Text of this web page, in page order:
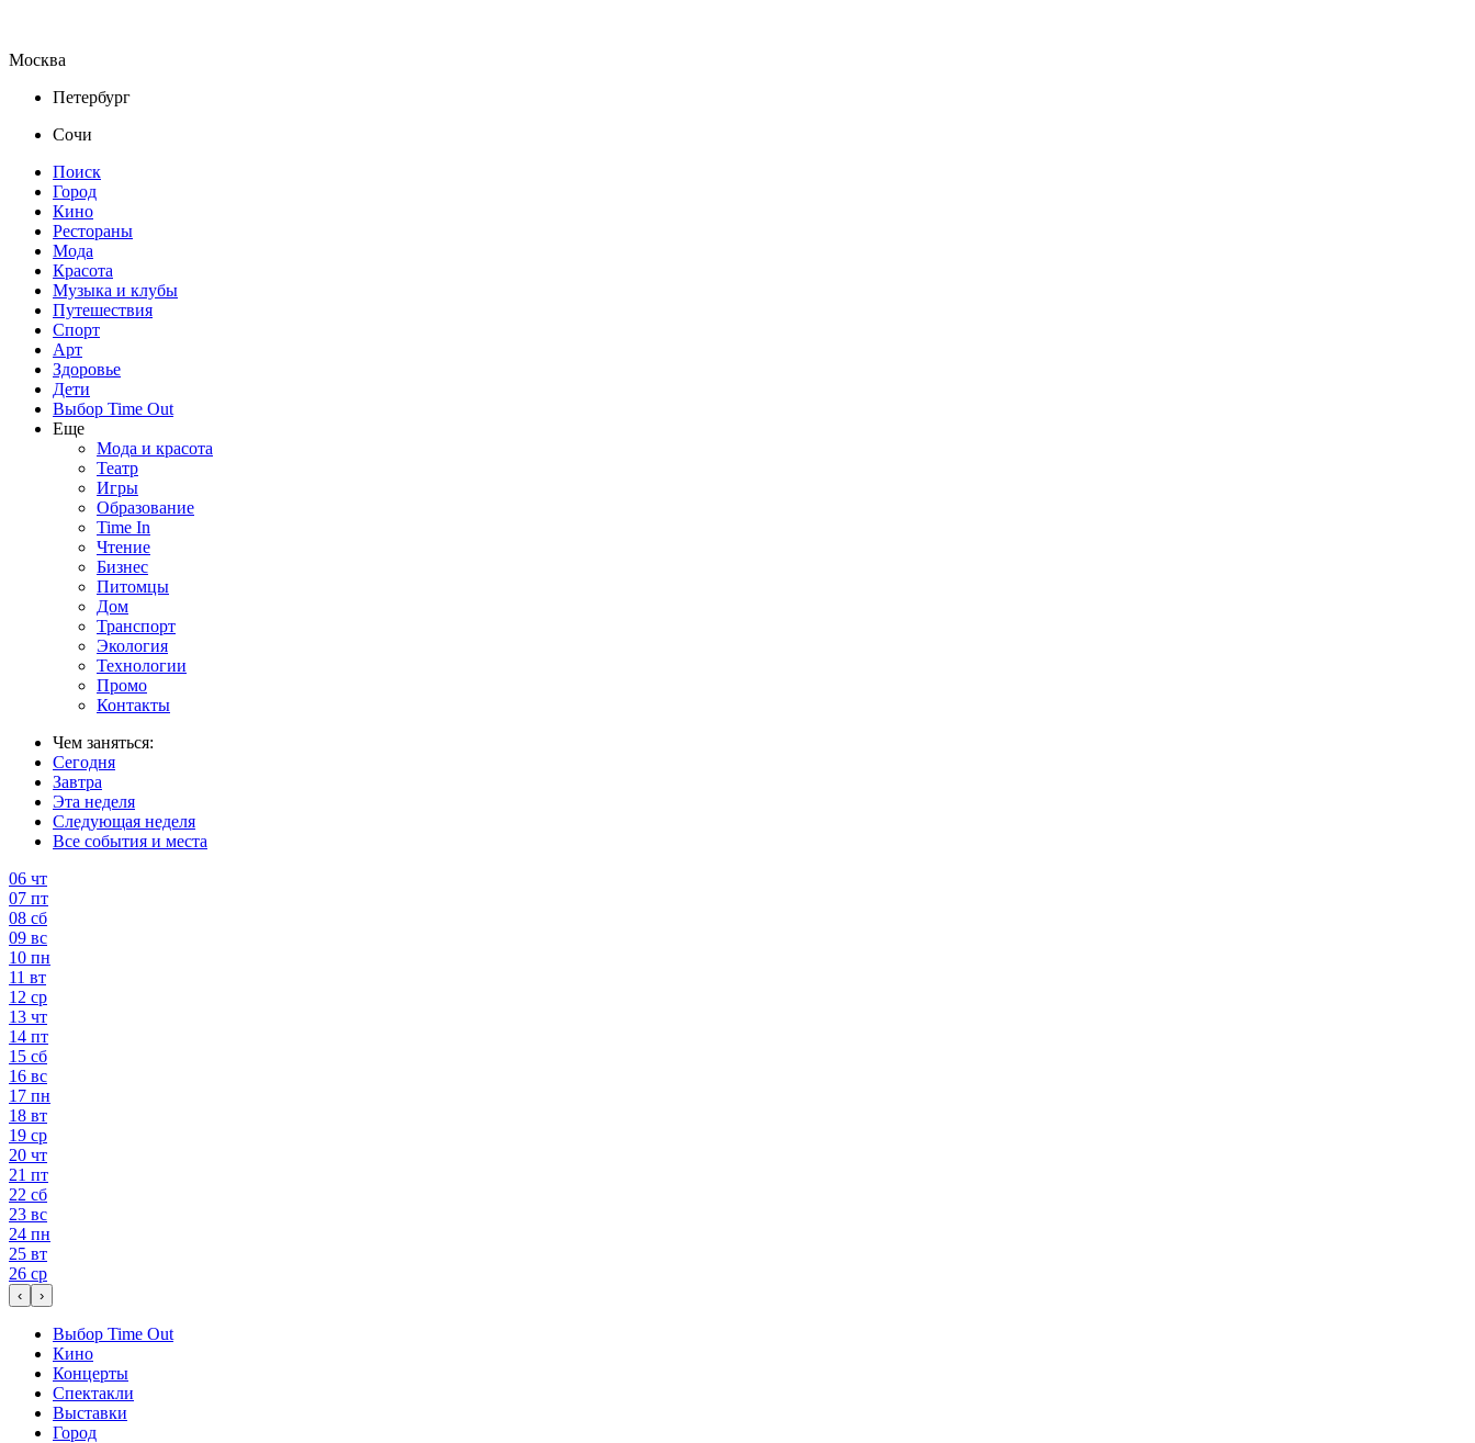
Москва
Петербург
Сочи
Поиск
Город
Кино
Рестораны
Мода
Красота
Музыка и клубы
Путешествия
Спорт
Арт
Здоровье
Дети
Выбор Time Out
Еще
Мода и красота
Театр
Игры
Образование
Time In
Чтение
Бизнес
Питомцы
Дом
Транспорт
Экология
Технологии
Промо
Контакты
Чем заняться:
Сегодня
Завтра
Эта неделя
Следующая неделя
Все события и места
06 чт
07 пт
08 сб
09 вс
10 пн
11 вт
12 ср
13 чт
14 пт
15 сб
16 вс
17 пн
18 вт
19 ср
20 чт
21 пт
22 сб
23 вс
24 пн
25 вт
26 ср
‹ ›
Выбор Time Out
Кино
Концерты
Спектакли
Выставки
Город